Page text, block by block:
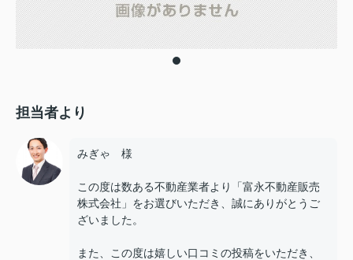
担当者より
みぎゃ 様
この度は数ある不動産業者より「富永不動産販売
株式会社」をお選びいただき、誠にありがとうご
ざいました。
また、この度は嬉しい口コミの投稿をいただき、